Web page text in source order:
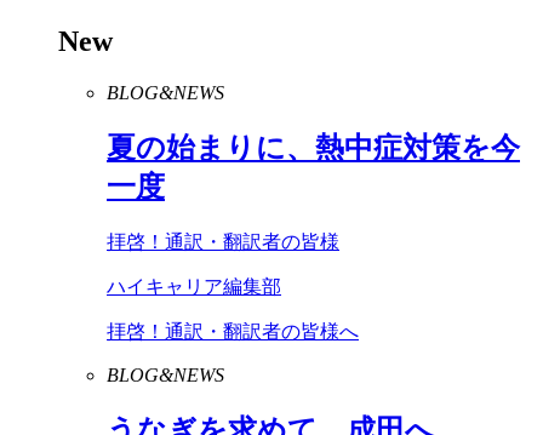
New
BLOG&NEWS
夏の始まりに、熱中症対策を今
一度
拝啓！通訳・翻訳者の皆様
ハイキャリア編集部
拝啓！通訳・翻訳者の皆様へ
BLOG&NEWS